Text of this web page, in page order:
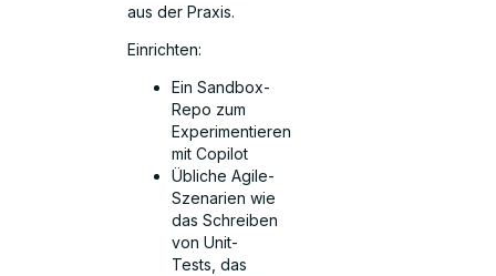
aus der Praxis.
Einrichten:
Ein Sandbox-
Repo zum
Experimentieren
mit Copilot
Übliche Agile-
Szenarien wie
das Schreiben
von Unit-
Tests, das